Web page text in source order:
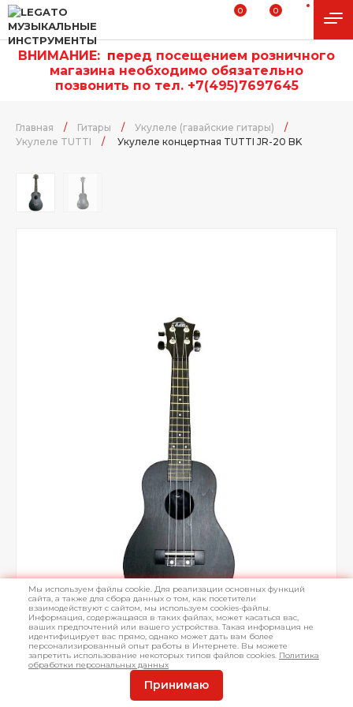
0 0
ВНИМАНИЕ: перед посещением розничного
магазина необходимо обязательно
позвонить по тел. +7(495)7697645
Главная / Гитары / Укулеле (гавайские гитары)
/
Укулеле TUTTI
/ Укулеле концертная TUTTI JR-20 BK
Мы используем файлы cookie. Для реализации основных функций
сайта, а также для сбора данных о том, как посетители
взаимодействуют с сайтом, мы используем cookies-файлы.
Информация, содержащаяся в таких файлах, может касаться вас,
ваших предпочтений или вашего устройства. Такая информация не
идентифицирует вас прямо, однако может дать вам более
персонализированный опыт работы в Интернете. Вы можете
запретить использование некоторых типов файлов cookies. Политика
обработки персональных данных
Принимаю